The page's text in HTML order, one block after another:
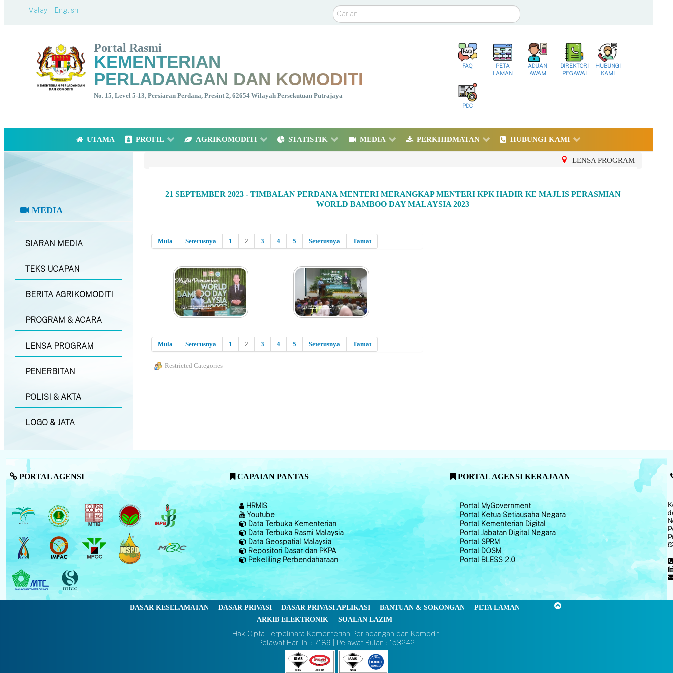
Malay | English Carian
Portal Rasmi
KEMENTERIAN
PERLADANGAN DAN KOMODITI
No. 15, Level 5-13, Persiaran Perdana, Presint 2, 62654 Wilayah Persekutuan Putrajaya
FAQ
PETA
LAMAN
ADUAN
AWAM
DIREKTORI
PEGAWAI
HUBUNGI
KAMI
PDC
UTAMA PROFIL AGRIKOMODITI STATISTIK MEDIA PERKHIDMATAN HUBUNGI KAMI
MEDIA
SIARAN MEDIA
TEKS UCAPAN
BERITA AGRIKOMODITI
PROGRAM & ACARA
LENSA PROGRAM
PENERBITAN
POLISI & AKTA
LOGO & JATA
LENSA PROGRAM
21 SEPTEMBER 2023 - TIMBALAN PERDANA MENTERI MERANGKAP MENTERI KPK HADIR KE MAJLIS PERASMIAN
WORLD BAMBOO DAY MALAYSIA 2023
Mula Seterusnya 1 2 3 4 5 Seterusnya Tamat
Mula Seterusnya 1 2 3 4 5 Seterusnya Tamat
Restricted Categories
PORTAL AGENSI CAPAIAN PANTAS
HRMIS
Youtube
Data Terbuka Kementerian
Data Terbuka Rasmi Malaysia
Data Geospatial Malaysia
Repositori Dasar dan PKPA
Pekeliling Perbendaharaan
PORTAL AGENSI KERAJAAN
Portal MyGovernment
Portal Ketua Setiausaha Negara
Portal Kementerian Digital
Portal Jabatan Digital Negara
Portal SPRM
Portal DOSM
Portal BLESS 2.0
DASAR KESELAMATAN DASAR PRIVASI DASAR PRIVASI APLIKASI BANTUAN & SOKONGAN
PETA LAMAN
ARKIB ELEKTRONIK
SOALAN LAZIM
Hak Cipta Terpelihara Kementerian Perladangan dan Komoditi
Pelawat Hari Ini : 7189 | Pelawat Bulan : 153242